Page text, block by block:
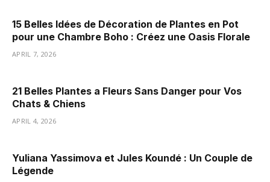
15 Belles Idées de Décoration de Plantes en Pot
pour une Chambre Boho : Créez une Oasis Florale
APRIL 7, 2026
21 Belles Plantes a Fleurs Sans Danger pour Vos
Chats & Chiens
APRIL 4, 2026
Yuliana Yassimova et Jules Koundé : Un Couple de
Légende